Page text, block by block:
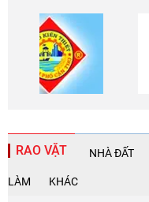
RAO VẶT NHÀ ĐẤT
LÀM KHÁC